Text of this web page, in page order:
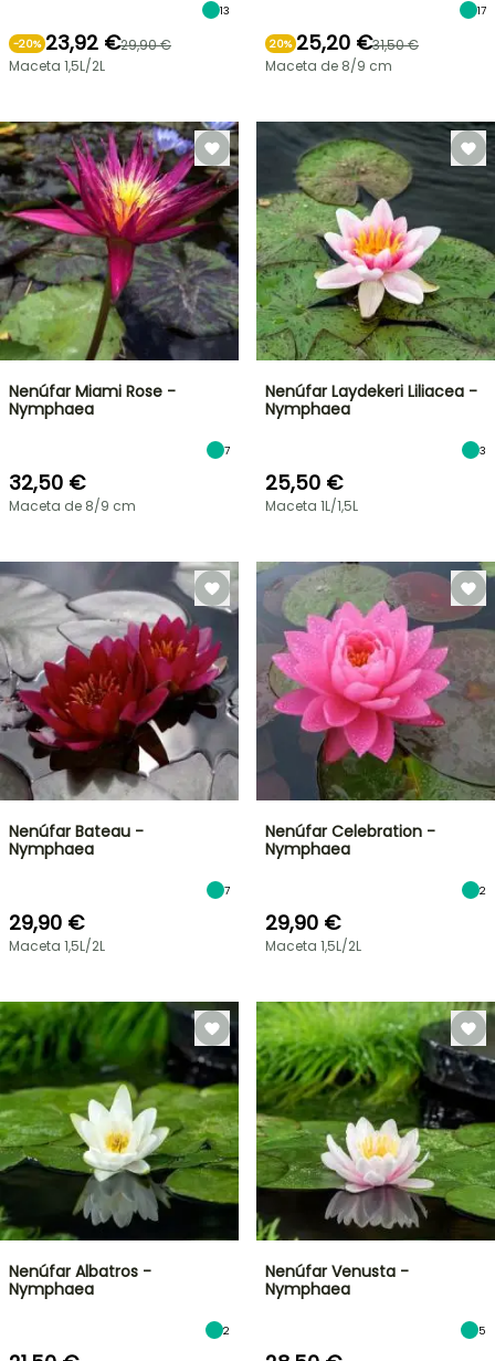
13
-20% 23,92 €29,90 €
Maceta 1,5L/2L
17
20% 25,20 €31,50 €
Maceta de 8/9 cm
Nenúfar Miami Rose -
Nymphaea
7
32,50 €
Maceta de 8/9 cm
Nenúfar Laydekeri Liliacea -
Nymphaea
3
25,50 €
Maceta 1L/1,5L
Nenúfar Bateau -
Nymphaea
7
29,90 €
Maceta 1,5L/2L
Nenúfar Celebration -
Nymphaea
2
29,90 €
Maceta 1,5L/2L
Nenúfar Albatros -
Nymphaea
2
Nenúfar Venusta -
Nymphaea
5